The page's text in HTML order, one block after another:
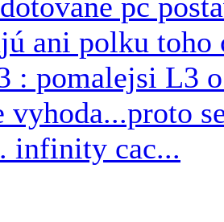
ani polku toho
: pomalejsi L3
vyhoda...proto
infinity cac...